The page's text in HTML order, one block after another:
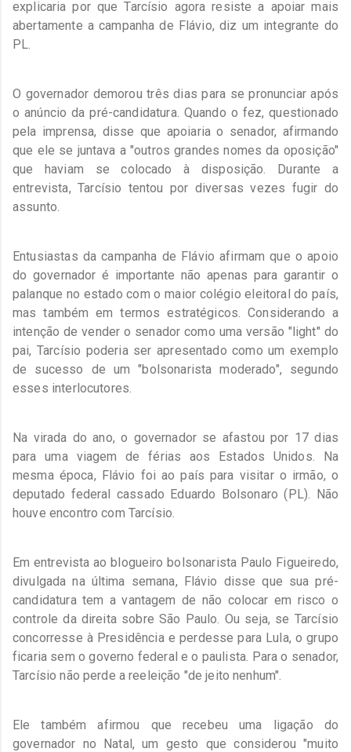
explicaria por que Tarcísio agora resiste a apoiar mais
abertamente a campanha de Flávio, diz um integrante do
PL.
O governador demorou três dias para se pronunciar após
o anúncio da pré-candidatura. Quando o fez, questionado
pela imprensa, disse que apoiaria o senador, afirmando
que ele se juntava a "outros grandes nomes da oposição"
que haviam se colocado à disposição. Durante a
entrevista, Tarcísio tentou por diversas vezes fugir do
assunto.
Entusiastas da campanha de Flávio afirmam que o apoio
do governador é importante não apenas para garantir o
palanque no estado com o maior colégio eleitoral do país,
mas também em termos estratégicos. Considerando a
intenção de vender o senador como uma versão "light" do
pai, Tarcísio poderia ser apresentado como um exemplo
de sucesso de um "bolsonarista moderado", segundo
esses interlocutores.
Na virada do ano, o governador se afastou por 17 dias
para uma viagem de férias aos Estados Unidos. Na
mesma época, Flávio foi ao país para visitar o irmão, o
deputado federal cassado Eduardo Bolsonaro (PL). Não
houve encontro com Tarcísio.
Em entrevista ao blogueiro bolsonarista Paulo Figueiredo,
divulgada na última semana, Flávio disse que sua pré-
candidatura tem a vantagem de não colocar em risco o
controle da direita sobre São Paulo. Ou seja, se Tarcísio
concorresse à Presidência e perdesse para Lula, o grupo
ficaria sem o governo federal e o paulista. Para o senador,
Tarcísio não perde a reeleição "de jeito nenhum".
Ele também afirmou que recebeu uma ligação do
governador no Natal, um gesto que considerou "muito